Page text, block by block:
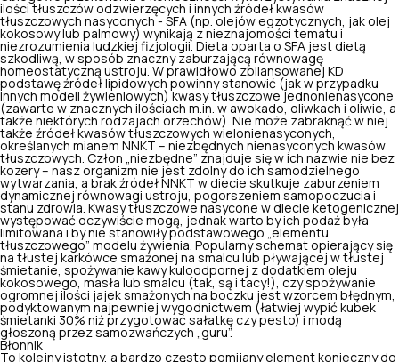
ilości tłuszczów odzwierzęcych i innych źródeł kwasów
tłuszczowych nasyconych - SFA (np. olejów egzotycznych,
jak olej
kokosowylub palmowy) wynikają z nieznajomości tematu i
niezrozumienia ludzkiej fizjologii. Dieta oparta o SFA jest dietą
szkodliwą, w sposób znaczny zaburzającą równowagę
homeostatyczną ustroju. W prawidłowo zbilansowanej KD
podstawę źródeł lipidowych powinny stanowić (jak w przypadku
innych modeli żywieniowych) kwasy tłuszczowe jednonienasycone
(zawarte w znacznych ilościach m.in. w awokado, oliwkach i oliwie, a
także niektórych rodzajach orzechów). Nie może zabraknąć w niej
także źródeł kwasów tłuszczowych wielonienasyconych,
określanych mianem NNKT – niezbędnych nienasyconych kwasów
tłuszczowych . Człon „niezbędne” znajduje się w ich nazwie nie bez
kozery – nasz organizm nie jest zdolny do ich samodzielnego
wytwarzania, a brak źródeł NNKT w diecie skutkuje zaburzeniem
dynamicznej równowagi ustroju, pogorszeniem samopoczucia i
stanu zdrowia. Kwasy tłuszczowe nasycone w diecie ketogenicznej
występować oczywiście mogą, jednak warto by ich podaż była
limitowana i by nie stanowiły podstawowego „elementu
tłuszczowego” modelu żywienia. Popularny schemat opierający się
na tłustej karkówce smażonej na smalcu lub pływającej w tłustej
śmietanie, spożywanie kawy kuloodpornej z dodatkiem oleju
kokosowego, masła lub smalcu (tak, są i tacy!), czy spożywanie
ogromnej ilości jajek smażonych na boczku jest wzorcem błędnym,
podyktowanym najpewniej wygodnictwem (łatwiej wypić kubek
śmietanki 30% niż przygotować sałatkę czy pesto) i modą
głoszoną przez samozwańczych „guru”.
Błonnik
To kolejny istotny, a bardzo często pomijany element konieczny do